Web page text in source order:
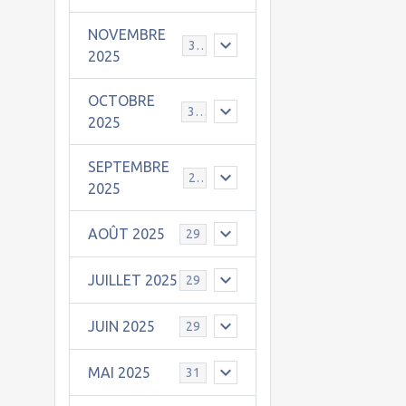
NOVEMBRE
2025
30
OCTOBRE
2025
31
SEPTEMBRE
2025
25
AOÛT 2025 29
JUILLET 2025 29
JUIN 2025 29
MAI 2025 31